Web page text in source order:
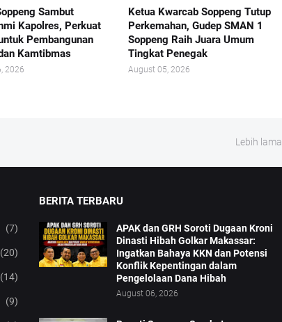
Sambut
Kapolres, Perkuat
Pembangunan
Kamtibmas
2026
Ketua Kwarcab Soppeng Tutup
Perkemahan, Gudep SMAN 1
Soppeng Raih Juara Umum
Tingkat Penegak
August 05, 2026
Lebih lama
(7)
(20)
(14)
(9)
BERITA TERBARU
APAK dan GRH Soroti Dugaan Kroni
Dinasti Hibah Golkar Makassar:
Ingatkan Bahaya KKN dan Potensi
Konflik Kepentingan dalam
Pengelolaan Dana Hibah
August 06, 2026